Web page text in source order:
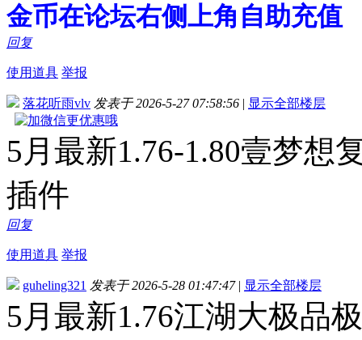
金币在论坛右侧上角自助充值
回复
使用道具 举报
落花听雨vlv 发表于 2026-5-27 07:58:56 | 显示全部楼层
5月最新1.76-1.80壹梦想
插件
回复
使用道具 举报
guheling321 发表于 2026-5-28 01:47:47 | 显示全部楼层
5月最新1.76江湖大极品